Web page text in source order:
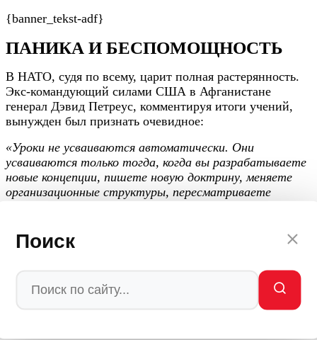
Поиск
{banner_tekst-adf}
ПАНИКА И БЕСПОМОЩНОСТЬ
В НАТО, судя по всему, царит полная растерянность.
Экс-командующий силами США в Афганистане
генерал Дэвид Петреус, комментируя итоги учений,
вынужден был признать очевидное:
«Уроки не усваиваются автоматически. Они
усваиваются только тогда, когда вы разрабатываете
новые концепции, пишете новую доктрину, меняете
организационные структуры, пересматриваете
Проблема в том, что времени на это у Альянса нет.
раскачиваются, отечественные инженеры создают
новые «Орешники», «Кинжалы» и «Цирконы», а